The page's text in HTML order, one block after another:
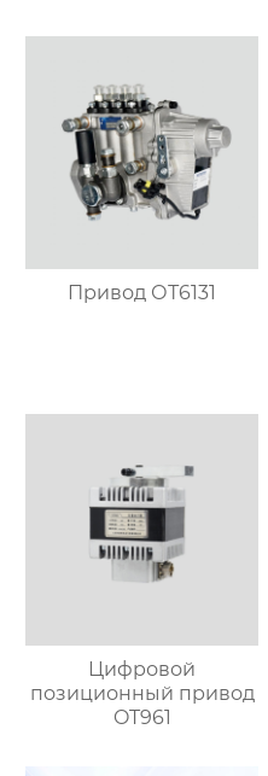
Привод ОТ6131
Цифровой
позиционный привод
OT961